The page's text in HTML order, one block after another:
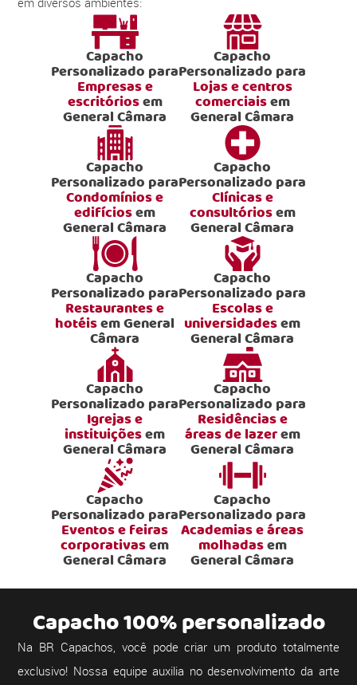
Capacho
Personalizado para
Empresas e
escritóriosem
General Câmara
Capacho
Personalizado para
Lojas e centros
comerciaisem
General Câmara
Capacho
Personalizado para
Condomínios e
edifíciosem
General Câmara
Capacho
Personalizado para
Clínicas e
consultóriosem
General Câmara
Capacho
Personalizado para
Restaurantes e
hotéisem General
Câmara
Capacho
Personalizado para
Escolas e
universidadesem
General Câmara
Capacho
Personalizado para
Igrejas e
instituiçõesem
General Câmara
Capacho
Personalizado para
Residências e
áreas de lazerem
General Câmara
Capacho
Personalizado para
Eventos e feiras
corporativasem
General Câmara
Capacho
Personalizado para
Academias e áreas
molhadasem
General Câmara
Capacho 100% personalizado
Na BR Capachos, você pode criar um produto totalmente
exclusivo! Nossa equipe auxilia no desenvolvimento da arte